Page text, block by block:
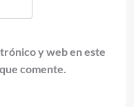
y web en este
comente.